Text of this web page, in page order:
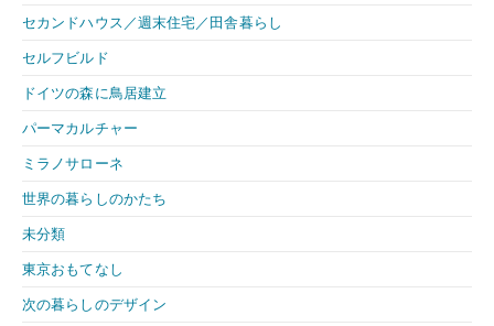
セカンドハウス／週末住宅／田舎暮らし
セルフビルド
ドイツの森に鳥居建立
パーマカルチャー
ミラノサローネ
世界の暮らしのかたち
未分類
東京おもてなし
次の暮らしのデザイン